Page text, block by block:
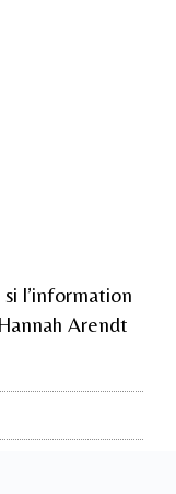
l’information
Arendt